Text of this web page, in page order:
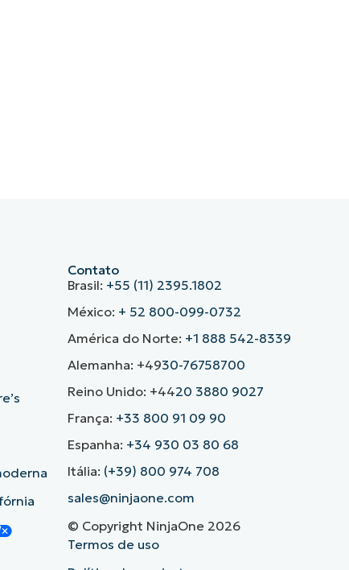
Contato
Brasil: +55 (11) 2395.1802
México: + 52 800-099-0732
América do Norte: +1 888 542-8339
Alemanha: +4930-76758700
Reino Unido: +4420 3880 9027
França: +33 800 91 09 90
Espanha: +34 930 03 80 68
Itália: (+39) 800 974 708
sales@ninjaone.com
© Copyright NinjaOne 2026
Termos de uso